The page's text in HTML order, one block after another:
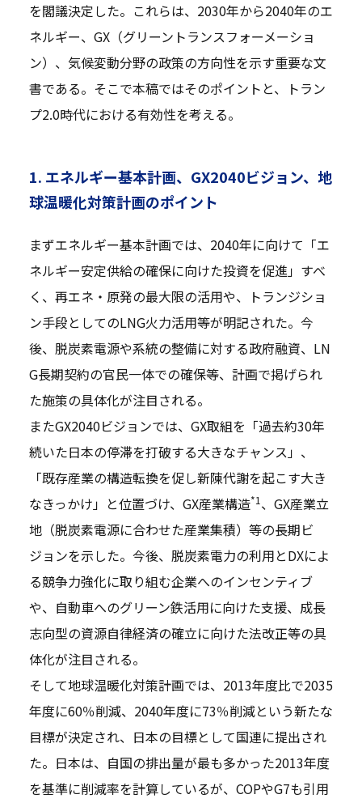
を閣議決定した。これらは、2030年から2040年のエ
ネルギー、GX（グリーントランスフォーメーショ
ン）、気候変動分野の政策の方向性を示す重要な文
書である。そこで本稿ではそのポイントと、トラン
プ2.0時代における有効性を考える。
1. エネルギー基本計画、GX2040ビジョン、地
球温暖化対策計画のポイント
まずエネルギー基本計画では、2040年に向けて「エ
ネルギー安定供給の確保に向けた投資を促進」すべ
く、再エネ・原発の最大限の活用や、トランジショ
ン手段としてのLNG火力活用等が明記された。今
後、脱炭素電源や系統の整備に対する政府融資、LN
G長期契約の官民一体での確保等、計画で掲げられ
た施策の具体化が注目される。
またGX2040ビジョンでは、GX取組を「過去約30年
続いた日本の停滞を打破する大きなチャンス」、
「既存産業の構造転換を促し新陳代謝を起こす大き
なきっかけ」と位置づけ、GX産業構造*1、GX産業立
地（脱炭素電源に合わせた産業集積）等の長期ビ
ジョンを示した。今後、脱炭素電力の利用とDXによ
る競争力強化に取り組む企業へのインセンティブ
や、自動車へのグリーン鉄活用に向けた支援、成長
志向型の資源自律経済の確立に向けた法改正等の具
体化が注目される。
そして地球温暖化対策計画では、2013年度比で2035
年度に60％削減、2040年度に73％削減という新たな
目標が決定され、日本の目標として国連に提出され
た。日本は、自国の排出量が最も多かった2013年度
を基準に削減率を計算しているが、COPやG7も引用